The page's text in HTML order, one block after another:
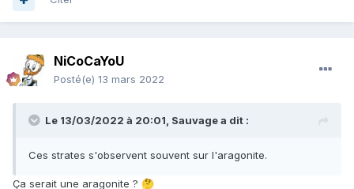
NiCoCaYoU
Posté(e) 13 mars 2022
Le 13/03/2022 à 20:01, Sauvagea dit :
Ces strates s'observent souvent sur l'aragonite.
Ça serait une aragonite ? 🤔